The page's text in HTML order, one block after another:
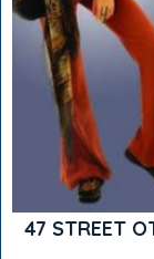
47 STREET